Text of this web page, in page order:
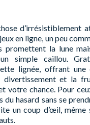
d’irrésistiblement
en ligne, un peu
promettent la lune
simple caillou.
lignée, offrant une
et la
votre chance. Pour
du hasard sans se
un coup d’œil, même